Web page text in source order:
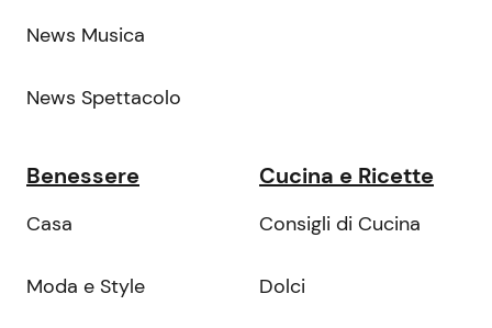
News Musica
News Spettacolo
Benessere
Casa
Moda e Style
Cucina e Ricette
Consigli di Cucina
Dolci